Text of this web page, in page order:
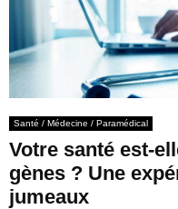
Santé / Médecine / Paramédical
Votre santé est-
gènes ? Une
jumeaux